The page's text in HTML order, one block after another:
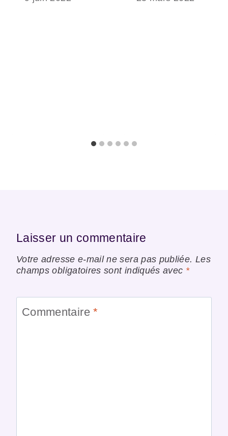
Laisser un commentaire
Votre adresse e-mail ne sera pas publiée. Les
champs obligatoires sont indiqués avec *
Commentaire*